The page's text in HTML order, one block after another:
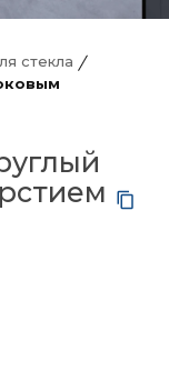
стекла